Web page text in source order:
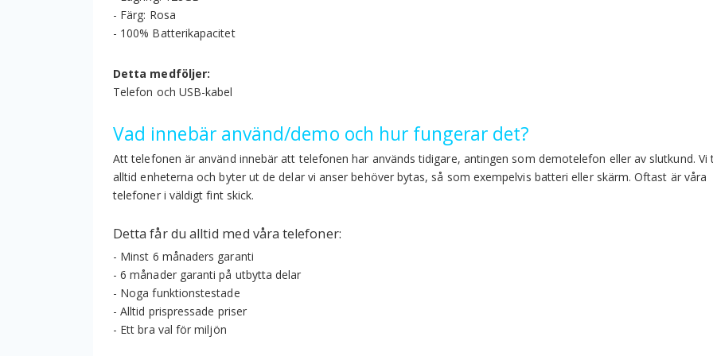
- Färg: Rosa
- 100% Batterikapacitet
Detta medföljer:
Telefon och USB-kabel
Vad innebär använd/demo och hur fungerar det?
Att telefonen är använd innebär att telefonen har används tidigare, antingen som demotelefon eller av slutkund. Vi
alltid enheterna och byter ut de delar vi anser behöver bytas, så som exempelvis batteri eller skärm. Oftast är våra
telefoner i väldigt fint skick.
Detta får du alltid med våra telefoner:
- Minst 6 månaders garanti
- 6 månader garanti på utbytta delar
- Noga funktionstestade
- Alltid prispressade priser
- Ett bra val för miljön